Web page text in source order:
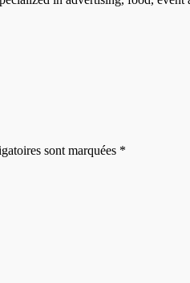
sont marquées *